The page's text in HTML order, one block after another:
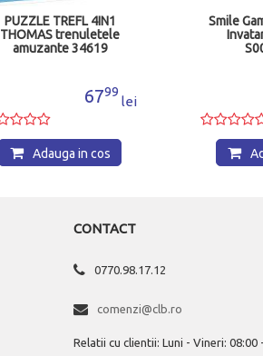
PUZZLE TREFL 4IN1
THOMAS trenuletele
amuzante 34619
6799
lei
Adauga in cos
Smile
CONTACT
0770.98.17.12
comenzi@clb.ro
Relatii cu clientii: Luni - Vineri: 08:00